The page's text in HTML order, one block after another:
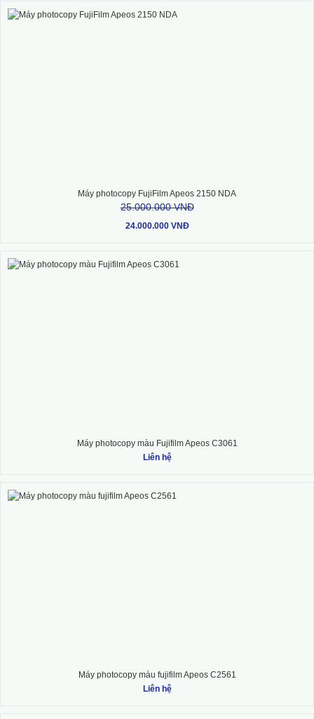
Máy photocopy FujiFilm Apeos 2150 NDA
25.000.000 VNĐ
24.000.000 VNĐ
Máy photocopy màu Fujifilm Apeos C3061
Liên hệ
Máy photocopy màu fujifilm Apeos C2561
Liên hệ